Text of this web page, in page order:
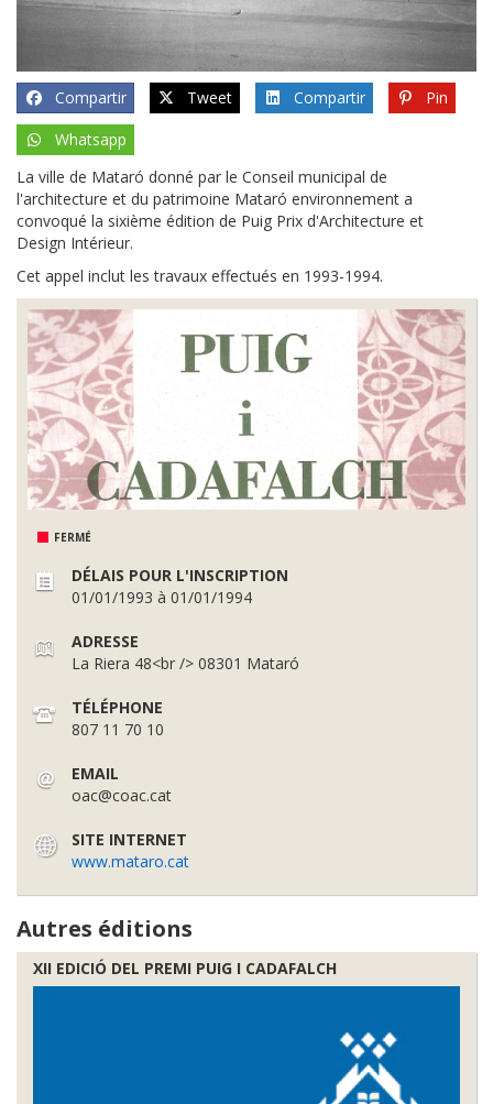
Compartir Tweet Compartir
Pin
Whatsapp
La ville de Mataró donné par le Conseil municipal de
l'architecture et du patrimoine Mataró environnement a
convoqué la sixième édition de Puig Prix d'Architecture et
Design Intérieur.
Cet appel inclut les travaux effectués en 1993-1994.
FERMÉ
DÉLAIS POUR L'INSCRIPTION
01/01/1993 à 01/01/1994
ADRESSE
La Riera 48<br /> 08301 Mataró
TÉLÉPHONE
807 11 70 10
EMAIL
oac@coac.cat
SITE INTERNET
www.mataro.cat
Autres éditions
XII EDICIÓ DEL PREMI PUIG I CADAFALCH